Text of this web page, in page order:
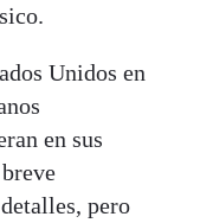
Unidos en
en sus
pero